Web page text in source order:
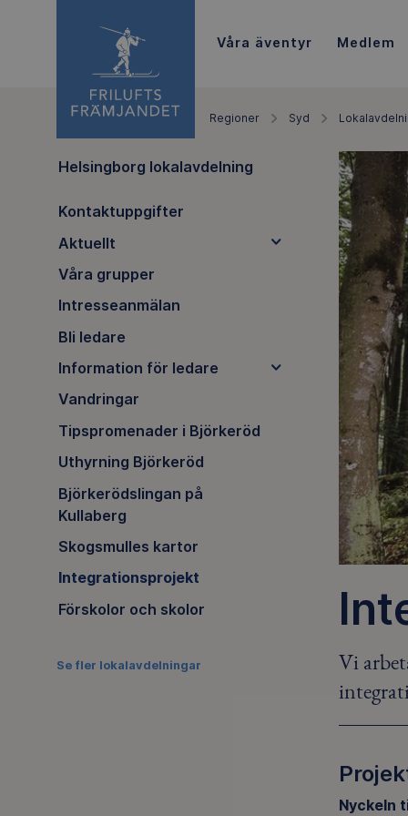
Våra äventyr Medlem
Regioner Syd
Helsingborg lokalavdelning
Kontaktuppgifter
Aktuellt
Våra grupper
Intresseanmälan
Bli ledare
Information för ledare
Vandringar
Tipspromenader i Björkeröd
Uthyrning Björkeröd
Björkerödslingan på
Kullaberg
Skogsmulles kartor
Integrationsprojekt
Förskolor och skolor
Se fler lokalavdelningar
Vi
Nyckeln